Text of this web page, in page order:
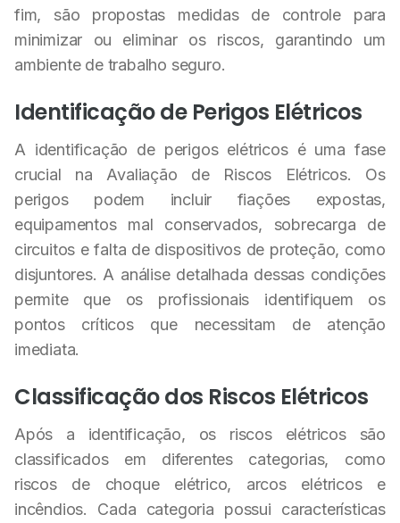
fim, são propostas medidas de controle para
minimizar ou eliminar os riscos, garantindo um
ambiente de trabalho seguro.
Identificação de Perigos Elétricos
A identificação de perigos elétricos é uma fase
crucial na Avaliação de Riscos Elétricos. Os
perigos podem incluir fiações expostas,
equipamentos mal conservados, sobrecarga de
circuitos e falta de dispositivos de proteção, como
disjuntores. A análise detalhada dessas condições
permite que os profissionais identifiquem os
pontos críticos que necessitam de atenção
imediata.
Classificação dos Riscos Elétricos
Após a identificação, os riscos elétricos são
classificados em diferentes categorias, como
riscos de choque elétrico, arcos elétricos e
incêndios. Cada categoria possui características